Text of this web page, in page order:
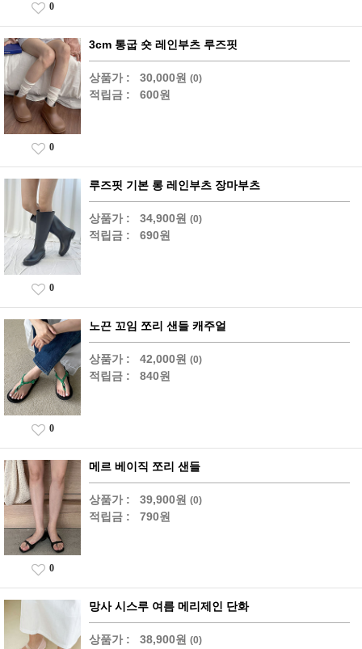
0
3cm 통굽 숏 레인부츠 루즈핏
상품가 : 30,000원 (0)
적립금 : 600원
0
루즈핏 기본 롱 레인부츠 장마부츠
상품가 : 34,900원 (0)
적립금 : 690원
0
노끈 꼬임 쪼리 샌들 캐주얼
상품가 : 42,000원 (0)
적립금 : 840원
0
메르 베이직 쪼리 샌들
상품가 : 39,900원 (0)
적립금 : 790원
0
망사 시스루 여름 메리제인 단화
상품가 : 38,900원 (0)